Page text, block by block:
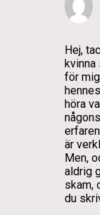
Hej,
kvinna
för
höra
är
Men,
aldrig
skam,
du